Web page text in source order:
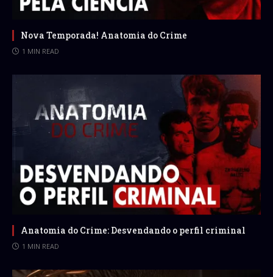
Nova Temporada! Anatomia do Crime
1 MIN READ
Anatomia do Crime: Desvendando o perfil criminal
1 MIN READ